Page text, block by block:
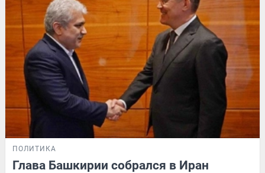
ПОЛИТИКА
Глава Башкирии собрался в Иран